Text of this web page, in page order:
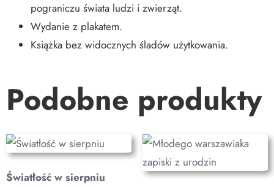
pograniczu świata ludzi i zwierząt.
Wydanie z plakatem.
Książka bez widocznych śladów użytkowania.
Podobne produkty
Światłość w sierpniu